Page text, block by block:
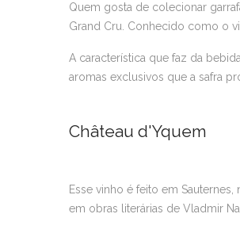
Quem gosta de colecionar
Grand Cru. Conhecido como o
A característica que faz da
aromas exclusivos que a safra
Château d'Yquem
Esse vinho é feito em
em obras literárias de Vladmir